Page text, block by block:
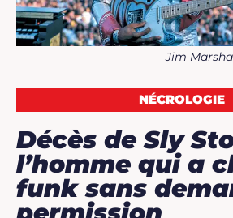
Jim
NÉCROLOGIE
Décès de Sly
l’homme qui a
funk sans